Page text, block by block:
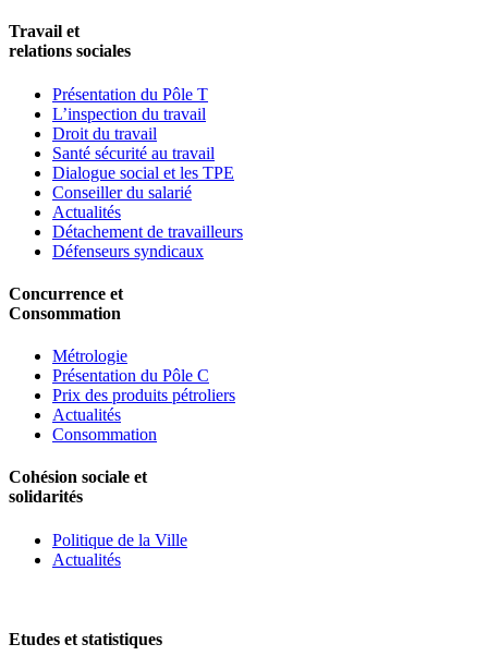
Travail et
relations sociales
Présentation du Pôle T
L’inspection du travail
Droit du travail
Santé sécurité au travail
Dialogue social et les TPE
Conseiller du salarié
Actualités
Détachement de travailleurs
Défenseurs syndicaux
Concurrence et
Consommation
Métrologie
Présentation du Pôle C
Prix des produits pétroliers
Actualités
Consommation
Cohésion sociale et
solidarités
Politique de la Ville
Actualités
Etudes et statistiques